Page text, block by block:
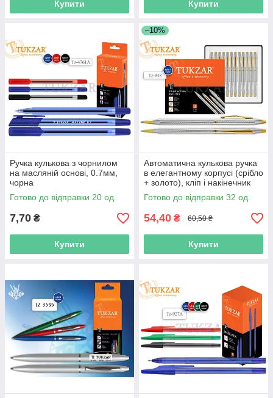
Купити Купити
Ручка кулькова з чорнилом
на масляній основі, 0.7мм,
чорна
Готово до відправки 20 од.
7,70 ₴
Купити
–10%
Автоматична кулькова ручка
в елегантному корпусі (срібло
+ золото), кліп і накінечник
глянцеві (золото).
Готово до відправки 32 од.
54,40 ₴ 60,50 ₴
Купити